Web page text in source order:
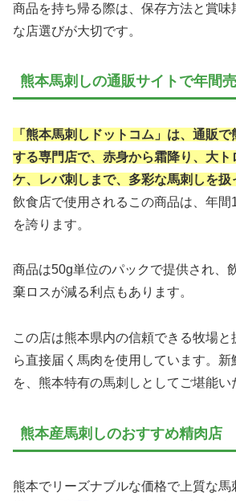
商品を持ち帰る際は、保存方法と賞味
な店選びが大切です。
熊本馬刺しの通販サイトで年間
「熊本馬刺しドットコム」は、通販
する専門店で、赤身から霜降り、大ト
ケ、レバ刺しまで、多彩な馬刺しを扱
飲食店で使用されるこの商品は、年
を誇ります。
商品は50g単位のパックで提供され、
棄ロスが減る利点もあります。
この店は熊本県内の信頼できる牧場
ら直接届く馬肉を使用しています。新
を、熊本特有の馬刺しとしてご堪能い
熊本産馬刺しのおすすめ精肉店
熊本でリーズナブルな価格で上質な馬